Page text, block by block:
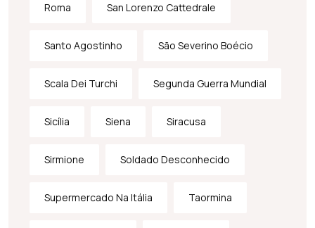
Roma San Lorenzo Cattedrale
Santo Agostinho São Severino Boécio
Scala Dei Turchi Segunda Guerra Mundial
Sicília Siena Siracusa
Sirmione Soldado Desconhecido
Supermercado Na Itália Taormina